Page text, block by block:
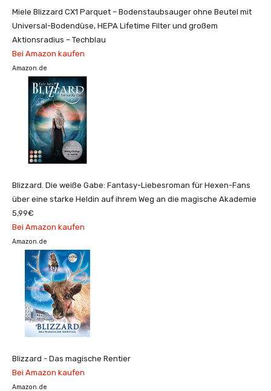
Miele Blizzard CX1 Parquet – Bodenstaubsauger ohne Beutel mit
Universal-Bodendüse, HEPA Lifetime Filter und großem
Aktionsradius – Techblau
Bei Amazon kaufen
Amazon.de
Blizzard. Die weiße Gabe: Fantasy-Liebesroman für Hexen-Fans
über eine starke Heldin auf ihrem Weg an die magische Akademie
5,99€
Bei Amazon kaufen
Amazon.de
Blizzard - Das magische Rentier
Bei Amazon kaufen
Amazon.de